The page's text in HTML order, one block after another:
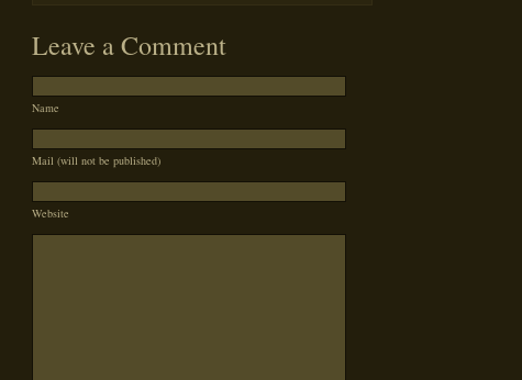
Leave a Comment
Name
Mail (will not be published)
Website